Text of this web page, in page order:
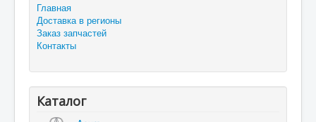
Главная
Доставка в регионы
Заказ запчастей
Контакты
Каталог